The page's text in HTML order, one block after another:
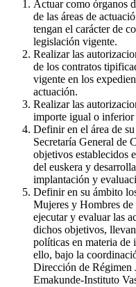
Actuar como órganos
de las áreas de
tengan el carácter de
legislación vigente.
Realizar las
de los contratos
vigente en los
actuación.
Realizar las
importe igual o inferior
Definir en el área de
Secretaría General de
objetivos establecidos
del euskera y
implantación y
Definir en su ámbito
Mujeres y Hombres
ejecutar y evaluar las
dichos objetivos,
políticas en materia de
ello, bajo la
Dirección de Régimen
Emakunde-Instituto